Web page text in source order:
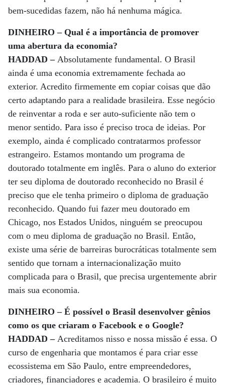
bem-sucedidas fazem, não há nenhuma mágica.
DINHEIRO – Qual é a importância de promover
uma abertura da economia?
HADDAD – Absolutamente fundamental. O Brasil
ainda é uma economia extremamente fechada ao
exterior. Acredito firmemente em copiar coisas que dão
certo adaptando para a realidade brasileira. Esse negócio
de reinventar a roda e ser auto-suficiente não tem o
menor sentido. Para isso é preciso troca de ideias. Por
exemplo, ainda é complicado contratarmos professor
estrangeiro. Estamos montando um programa de
doutorado totalmente em inglês. Para o aluno do exterior
ter seu diploma de doutorado reconhecido no Brasil é
preciso que ele tenha primeiro o diploma de graduação
reconhecido. Quando fui fazer meu doutorado em
Chicago, nos Estados Unidos, ninguém se preocupou
com o meu diploma de graduação no Brasil. Então,
existe uma série de barreiras burocráticas totalmente sem
sentido que tornam a internacionalização muito
complicada para o Brasil, que precisa urgentemente abrir
mais sua economia.
DINHEIRO – É possível o Brasil desenvolver gênios
como os que criaram o Facebook e o Google?
HADDAD –Acreditamos nisso e nossa missão é essa. O
curso de engenharia que montamos é para criar esse
ecossistema em São Paulo, entre empreendedores,
criadores, financiadores e academia. O brasileiro é muito